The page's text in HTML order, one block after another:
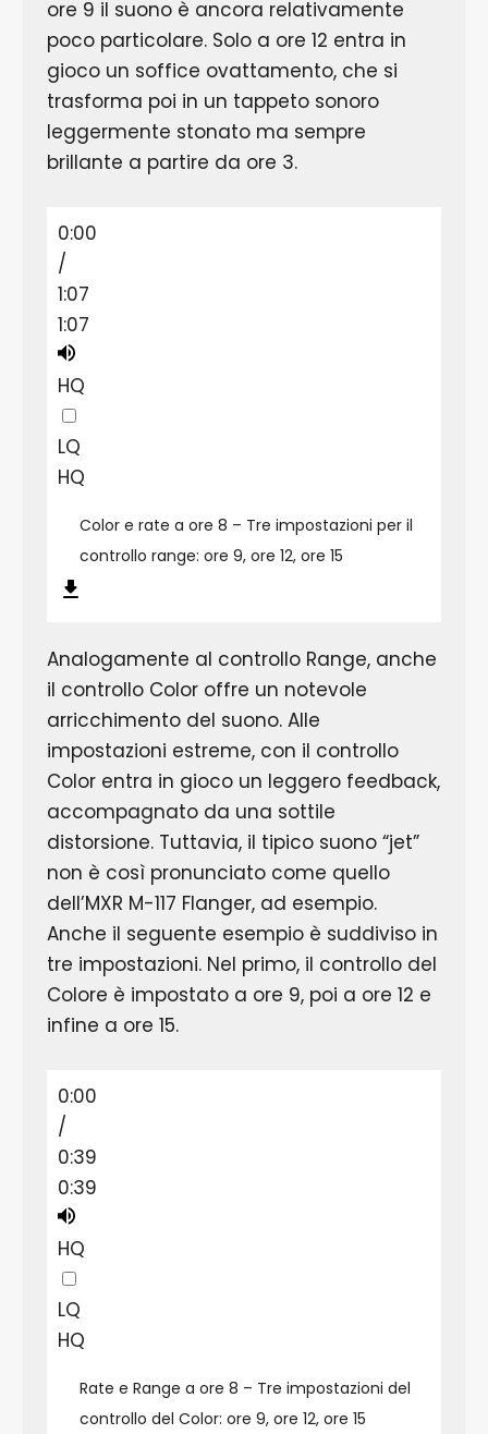
ore 9 il suono è ancora relativamente
poco particolare. Solo a ore 12 entra in
gioco un soffice ovattamento, che si
trasforma poi in un tappeto sonoro
leggermente stonato ma sempre
brillante a partire da ore 3.
0:00
/
1:07
1:07
HQ
LQ
HQ
Color e rate a ore 8 – Tre impostazioni per il
controllo range: ore 9, ore 12, ore 15
Analogamente al controllo Range, anche
il controllo Color offre un notevole
arricchimento del suono. Alle
impostazioni estreme, con il controllo
Color entra in gioco un leggero feedback,
accompagnato da una sottile
distorsione. Tuttavia, il tipico suono “jet”
non è così pronunciato come quello
dell’MXR M-117 Flanger, ad esempio.
Anche il seguente esempio è suddiviso in
tre impostazioni. Nel primo, il controllo del
Colore è impostato a ore 9, poi a ore 12 e
infine a ore 15.
0:00
/
0:39
0:39
HQ
LQ
HQ
Rate e Range a ore 8 – Tre impostazioni del
controllo del Color: ore 9, ore 12, ore 15